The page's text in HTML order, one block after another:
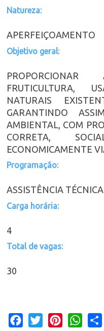
Natureza:
APERFEIÇOAMENTO
Objetivo geral:
FRUTICULTURA,
NATURAIS
GARANTINDO
AMBIENTAL, COM
CORRETA,
ECONOMICAMENTE
Programação:
ASSISTÊNCIA
Carga horária:
4
Total de vagas:
30
Facebook
Twitter Pinterest